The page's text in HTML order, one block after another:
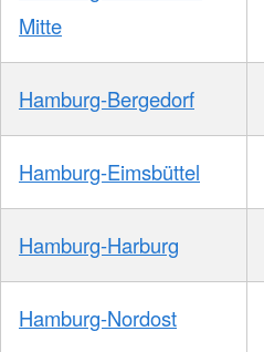
Mitte
Hamburg-Bergedorf
Hamburg-Eimsbüttel
Hamburg-Harburg
Hamburg-Nordost